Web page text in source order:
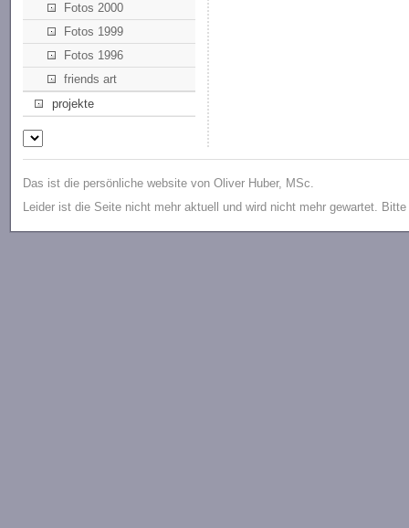
Fotos 2000
Fotos 1999
Fotos 1996
friends art
projekte
Das ist die persönliche website von Oliver Huber, MSc.
Leider ist die Seite nicht mehr aktuell und wird nicht mehr gewartet.